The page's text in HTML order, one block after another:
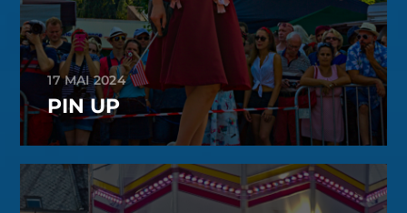
17 MAI 2024
PIN UP